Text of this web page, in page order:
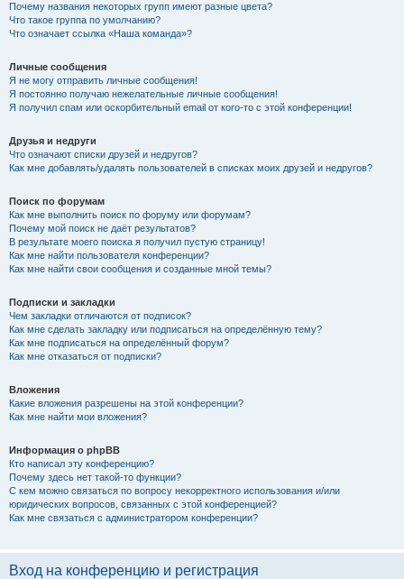
Почему названия некоторых групп имеют разные цвета?
Что такое группа по умолчанию?
Что означает ссылка «Наша команда»?
Личные сообщения
Я не могу отправить личные сообщения!
Я постоянно получаю нежелательные личные сообщения!
Я получил спам или оскорбительный email от кого-то с этой конференции!
Друзья и недруги
Что означают списки друзей и недругов?
Как мне добавлять/удалять пользователей в списках моих друзей и недругов?
Поиск по форумам
Как мне выполнить поиск по форуму или форумам?
Почему мой поиск не даёт результатов?
В результате моего поиска я получил пустую страницу!
Как мне найти пользователя конференции?
Как мне найти свои сообщения и созданные мной темы?
Подписки и закладки
Чем закладки отличаются от подписок?
Как мне сделать закладку или подписаться на определённую тему?
Как мне подписаться на определённый форум?
Как мне отказаться от подписки?
Вложения
Какие вложения разрешены на этой конференции?
Как мне найти мои вложения?
Информация о phpBB
Кто написал эту конференцию?
Почему здесь нет такой-то функции?
С кем можно связаться по вопросу некорректного использования и/или
юридических вопросов, связанных с этой конференцией?
Как мне связаться с администратором конференции?
Вход на конференцию и регистрация